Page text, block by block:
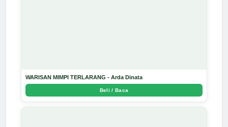
WARISAN MIMPI TERLARANG - Arda Dinata
Beli / Baca